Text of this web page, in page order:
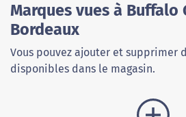
Marques vues à Buffalo
Bordeaux
Vous pouvez ajouter et supprimer
disponibles dans le magasin.